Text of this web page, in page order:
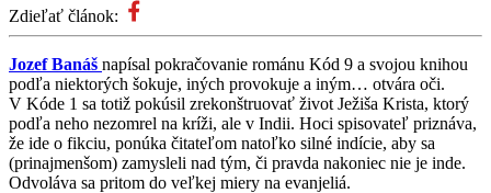
Zdieľať článok:
Jozef Banáš napísal pokračovanie románu Kód 9 a svojou knihou
podľa niektorých šokuje, iných provokuje a iným… otvára oči.
V Kóde 1 sa totiž pokúsil zrekonštruovať život Ježiša Krista, ktorý
podľa neho nezomrel na kríži, ale v Indii. Hoci spisovateľ priznáva,
že ide o fikciu, ponúka čitateľom natoľko silné indície, aby sa
(prinajmenšom) zamysleli nad tým, či pravda nakoniec nie je inde.
Odvoláva sa pritom do veľkej miery na evanjeliá.